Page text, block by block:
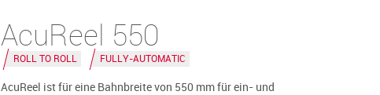
AcuReel 550
ROLL TO ROLL FULLY-AUTOMATIC
AcuReel ist für eine Bahnbreite von 550 mm für ein- und